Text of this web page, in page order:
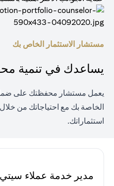
مستشار الاستثمار الخاص بك
يساعدك في تنمية
يعمل مستشار محفظتك على ضمان
الخاصة بك مع احتياجاتك من
استثماراتك.
مدير خدمة عملاء سيتي